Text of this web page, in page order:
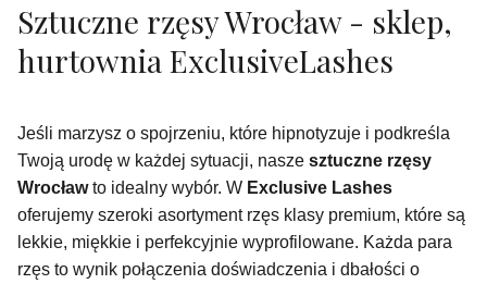
Sztuczne rzęsy Wrocław - sklep,
hurtownia ExclusiveLashes
Jeśli marzysz o spojrzeniu, które hipnotyzuje i podkreśla
Twoją urodę w każdej sytuacji, nasze sztuczne rzęsy
Wrocławto idealny wybór. W Exclusive Lashes
oferujemy szeroki asortyment rzęs klasy premium, które są
lekkie, miękkie i perfekcyjnie wyprofilowane. Każda para
rzęs to wynik połączenia doświadczenia i dbałości o